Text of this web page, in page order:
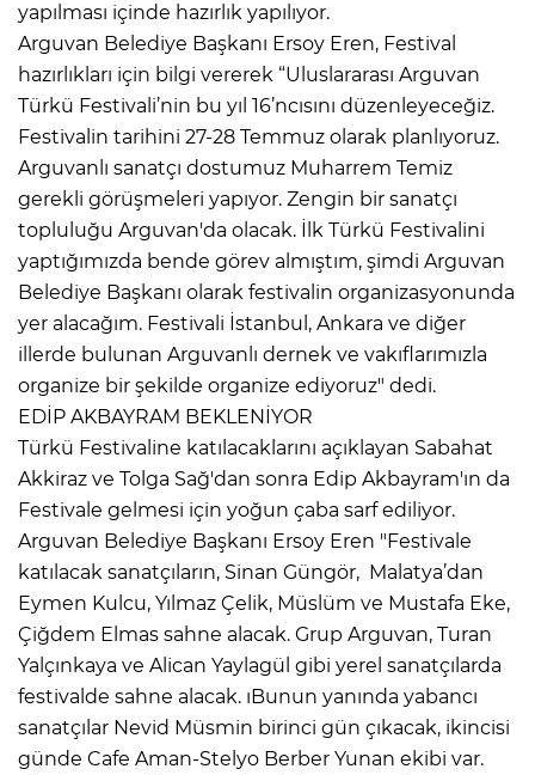
yapılması içinde hazırlık yapılıyor.
Arguvan Belediye Başkanı Ersoy Eren, Festival
hazırlıkları için bilgi vererek “Uluslararası Arguvan
Türkü Festivali’nin bu yıl 16’ncısını düzenleyeceğiz.
Festivalin tarihini 27-28 Temmuz olarak planlıyoruz.
Arguvanlı sanatçı dostumuz Muharrem Temiz
gerekli görüşmeleri yapıyor. Zengin bir sanatçı
topluluğu Arguvan'da olacak. İlk Türkü Festivalini
yaptığımızda bende görev almıştım, şimdi Arguvan
Belediye Başkanı olarak festivalin organizasyonunda
yer alacağım. Festivali İstanbul, Ankara ve diğer
illerde bulunan Arguvanlı dernek ve vakıflarımızla
organize bir şekilde organize ediyoruz" dedi.
EDİP AKBAYRAM BEKLENİYOR
Türkü Festivaline katılacaklarını açıklayan Sabahat
Akkiraz ve Tolga Sağ'dan sonra Edip Akbayram'ın da
Festivale gelmesi için yoğun çaba sarf ediliyor.
Arguvan Belediye Başkanı Ersoy Eren "Festivale
katılacak sanatçıların, Sinan Güngör, Malatya’dan
Eymen Kulcu, Yılmaz Çelik, Müslüm ve Mustafa Eke,
Çiğdem Elmas sahne alacak. Grup Arguvan, Turan
Yalçınkaya ve Alican Yaylagül gibi yerel sanatçılarda
festivalde sahne alacak. ıBunun yanında yabancı
sanatçılar Nevid Müsmin birinci gün çıkacak, ikincisi
günde Cafe Aman-Stelyo Berber Yunan ekibi var.